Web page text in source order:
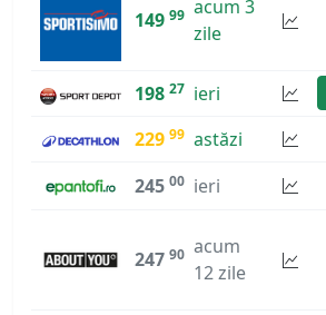
149 99 acum 3
zile
198 27 ieri
229 99 astăzi
245 00 ieri
247 90 acum
12 zile